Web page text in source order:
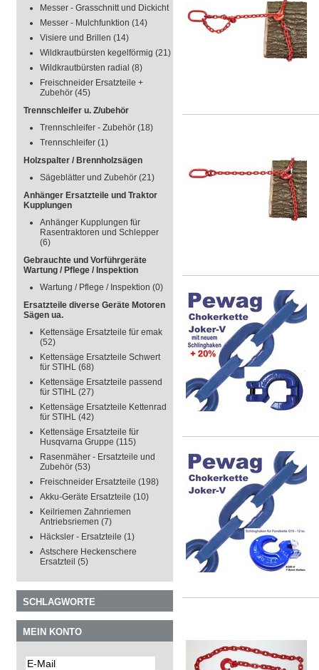
Messer - Grasschnitt und Dickicht
Messer - Mulchfunktion (14)
Visiere und Brillen (14)
Wildkrautbürsten kegelförmig (21)
Wildkrautbürsten radial (8)
Freischneider Ersatzteile +
Zubehör (45)
Trennschleifer u. Z/ubehör
Trennschleifer - Zubehör (18)
Trennschleifer (1)
Holzspalter / Brennholzsägen
Sägeblätter und Zubehör (21)
Anhänger Ersatzteile und Traktor
Kupplungen
Anhänger Kupplungen für
Rasentraktoren und Schlepper
(6)
Gebrauchte und Vorführgeräte
Wartung / Pflege / Inspektion
Wartung / Pflege / Inspektion (0)
Ersatzteile diverse Geräte Motoren
Sägen ua.
Kettensäge Ersatzteile für emak
(52)
Kettensäge Ersatzteile Schwert
für STIHL (68)
Kettensäge Ersatzteile passend
für STIHL (27)
Kettensäge Ersatzteile Kettenrad
für STIHL (42)
Kettensäge Ersatzteile für
Husqvarna Gruppe (115)
Rasenmäher - Ersatzteile und
Zubehör (53)
Freischneider Ersatzteile (198)
Akku-Geräte Ersatzteile (10)
Keilriemen Zahnriemen
Antriebsriemen (7)
Häcksler - Ersatzteile (1)
Astschere Heckenschere
Ersatzteil (5)
SCHLAGWORTE
MEIN KONTO